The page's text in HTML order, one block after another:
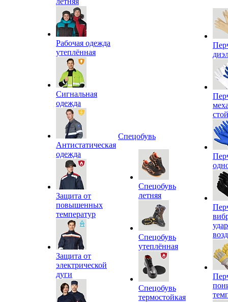
Рабочая одежда
утеплённая
Сигнальная
одежда
Антистатическая
одежда
Защита от
повышенных
температур
Защита от
электрической
дуги
Спецобувь
Спецобувь
летняя
Спецобувь
утеплённая
Спецобувь
термостойкая